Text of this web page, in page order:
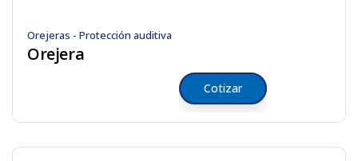
Orejeras - Protección auditiva
Orejera
Cotizar